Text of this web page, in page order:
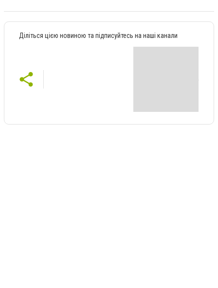
Діліться цією новиною та підписуйтесь на наші канали